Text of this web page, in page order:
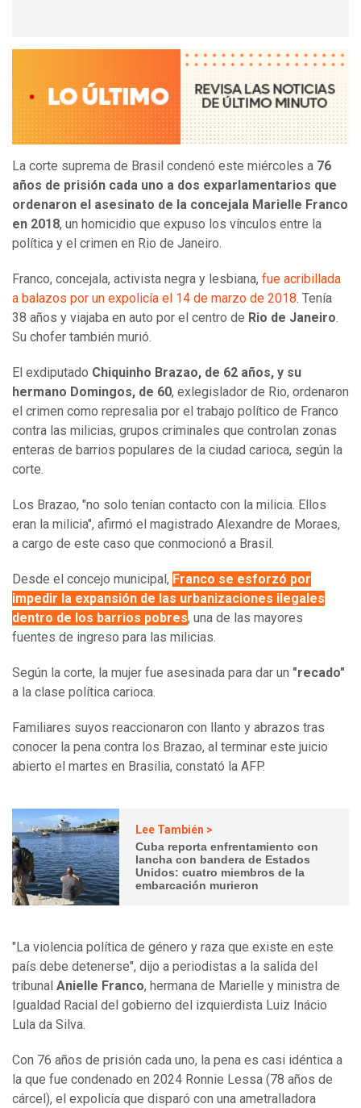
La corte suprema de Brasil condenó este miércoles a 76
años de prisión cada uno a dos exparlamentarios que
ordenaron el asesinato de la concejala Marielle Franco
en 2018, un homicidio que expuso los vínculos entre la
política y el crimen en Rio de Janeiro.
Franco, concejala, activista negra y lesbiana, fue acribillada
a balazos por un expolicía el 14 de marzo de 2018. Tenía
38 años y viajaba en auto por el centro de Rio de Janeiro.
Su chofer también murió.
El exdiputado Chiquinho Brazao, de 62 años, y su
hermano Domingos, de 60, exlegislador de Rio, ordenaron
el crimen como represalia por el trabajo político de Franco
contra las milicias, grupos criminales que controlan zonas
enteras de barrios populares de la ciudad carioca, según la
corte.
Los Brazao, "no solo tenían contacto con la milicia. Ellos
eran la milicia", afirmó el magistrado Alexandre de Moraes,
a cargo de este caso que conmocionó a Brasil.
Desde el concejo municipal, Franco se esforzó por
impedir la expansión de las urbanizaciones ilegales
dentro de los barrios pobres, una de las mayores
fuentes de ingreso para las milicias.
Según la corte, la mujer fue asesinada para dar un "recado"
a la clase política carioca.
Familiares suyos reaccionaron con llanto y abrazos tras
conocer la pena contra los Brazao, al terminar este juicio
abierto el martes en Brasilia, constató la AFP.
Lee También >
Cuba reporta enfrentamiento con
lancha con bandera de Estados
Unidos: cuatro miembros de la
embarcación murieron
"La violencia política de género y raza que existe en este
país debe detenerse", dijo a periodistas a la salida del
tribunal Anielle Franco, hermana de Marielle y ministra de
Igualdad Racial del gobierno del izquierdista Luiz Inácio
Lula da Silva.
Con 76 años de prisión cada uno, la pena es casi idéntica a
la que fue condenado en 2024 Ronnie Lessa (78 años de
cárcel), el expolicía que disparó con una ametralladora